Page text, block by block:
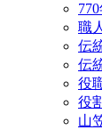
職
伝
伝
役
役
山